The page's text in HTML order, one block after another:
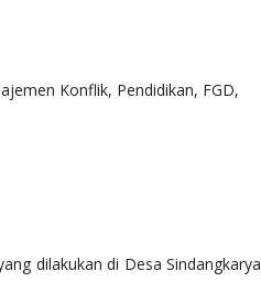
Konflik, Pendidikan, FGD,
dilakukan di Desa Sindangkarya